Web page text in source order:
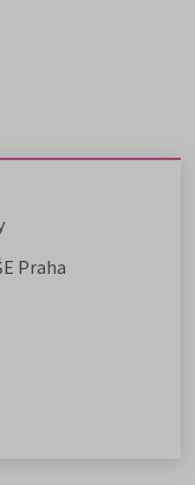
Praha